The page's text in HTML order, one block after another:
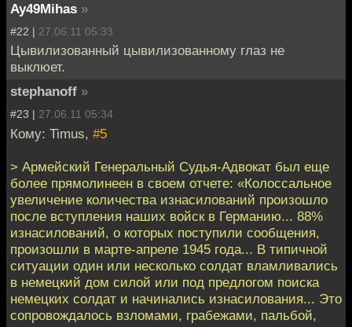
Ay49Mihas »
#22 | 27.06.11 05:33
Цывилизованный цывилизованному глаз не
выклюет.
stephanoff »
#23 | 27.06.11 05:34
Кому: Timus, #5
> Армейский Генеральный Судья-Адвокат был еще
более прямолинеен в своем отчете: «Колоссальное
увеличение количества изнасилований произошло
после вступления наших войск в Германию... 88%
изнасилований, о которых поступили сообщения,
произошли в марте-апреле 1945 года... В типичной
ситуации один или несколько солдат вламливались
в немецкий дом силой или под предлогом поиска
немецких солдат и начинались изнасилования... Это
сопровождалось взломами, грабежами, пальбой,